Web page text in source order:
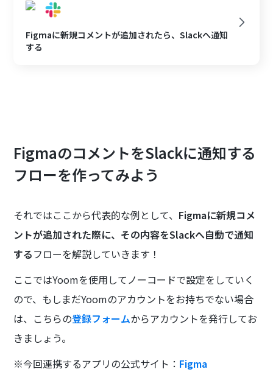
Figmaに新規コメントが追加されたら、Slackへ通知
する
FigmaのコメントをSlackに通知する
フローを作ってみよう
それではここから代表的な例として、 Figmaに新規コメ
ントが追加された際に、その内容をSlackへ自動で通知
するフローを解説していきます！
ここではYoomを使用してノーコードで設定をしていく
ので、もしまだYoomのアカウントをお持ちでない場合
は、こちらの登録フォームからアカウントを発行してお
きましょう。
※今回連携するアプリの公式サイト： Figma